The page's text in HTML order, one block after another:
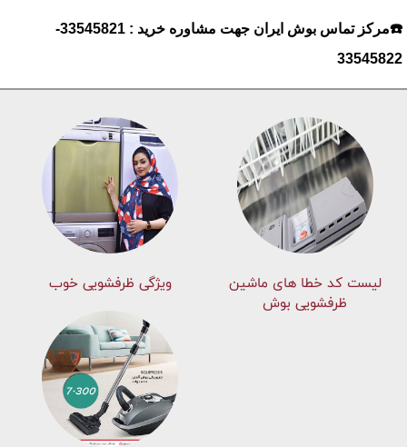
☎️مرکز تماس بوش ایران جهت مشاوره خرید : 33545821-
33545822
لیست کد خطا های ماشين
ظرفشویی بوش
ویژگی ظرفشویی خوب